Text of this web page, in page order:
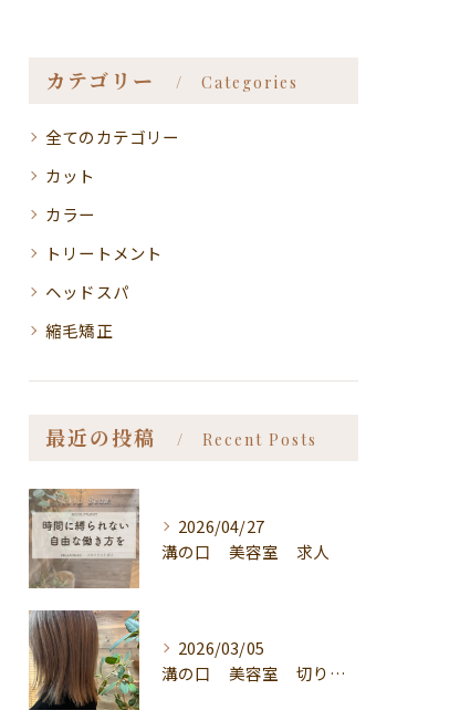
カテゴリー Categories
全てのカテゴリー
カット
カラー
トリートメント
ヘッドスパ
縮毛矯正
最近の投稿 Recent Posts
2026/04/27
溝の口 美容室 求人
2026/03/05
溝の口 美容室 切りっぱなしボブ